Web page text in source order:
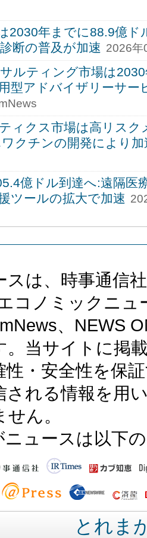
2030年までに88.9億ド
断の普及が加速 2026年
ルティング市場は
型アドバイザリーサー
ィクス市場は高リスク
クチンの開発により加
億ドル到達へ:遠隔医
ツールの拡大で加速
スは、時事通信
コノミックニ
、NEWS
。当サイトに掲
性・安全性を保
される情報を用
ん。
ニュースは以下
とれま